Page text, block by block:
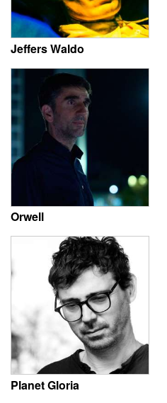
Jeffers Waldo
Orwell
Planet Gloria